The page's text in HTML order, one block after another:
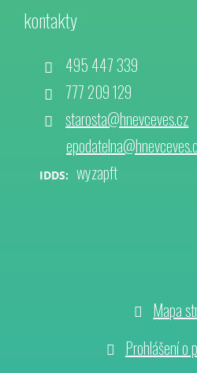
kontakty
495 447 339
777 209 129
starosta@hnevceves.cz
IDDS: wyzapft
Mapa
Prohlášení o